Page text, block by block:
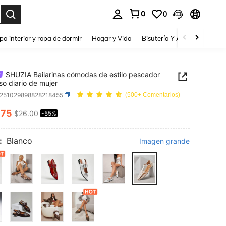
0 0
interior y ropa de dormir Hogar y Vida Bisutería Y Accesorios
SHUZIA Bailarinas cómodas de estilo pescador
diario de mujer
(500+ Comentarios)
AND AVAILABILITY
$26.00 -55%
Blanco Imagen grande